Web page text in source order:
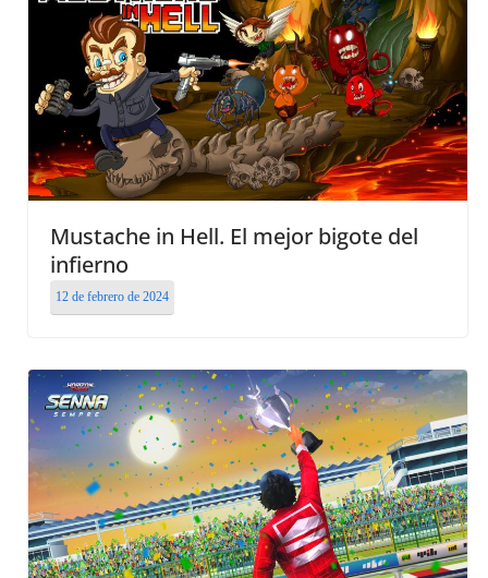
Mustache in Hell. El mejor bigote del
infierno
12 de febrero de 2024